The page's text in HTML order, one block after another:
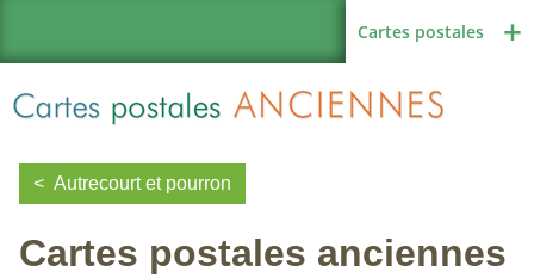
Cartes postales
Région de France
Autrecourt et pourron
Cartes postales anciennes